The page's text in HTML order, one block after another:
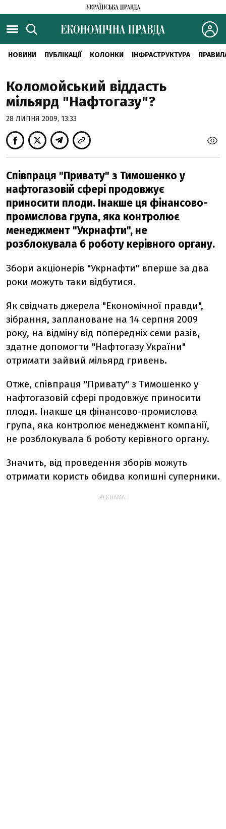
НОВИНИ ПУБЛІКАЦІЇ КОЛОНКИ ІНФРАСТРУКТУРА
Коломойський віддасть
мільярд "Нафтогазу"?
28 ЛИПНЯ 2009, 13:33
Співпраця "Привату" з Тимошенко у
нафтогазовій сфері продовжує
приносити плоди. Інакше ця фінансово-
промислова група, яка контролює
менеджмент "Укрнафти", не
розблокувала б роботу керівного органу.
Збори акціонерів "Укрнафти" вперше за два
роки можуть таки відбутися.
Як свідчать джерела "Економічної правди",
зібрання, заплановане на 14 серпня 2009
року, на відміну від попередніх семи разів,
здатне допомогти "Нафтогазу України"
отримати зайвий мільярд гривень.
Отже, співпраця "Привату" з Тимошенко у
нафтогазовій сфері продовжує приносити
плоди. Інакше ця фінансово-промислова
група, яка контролює менеджмент компанії,
не розблокувала б роботу керівного органу.
Значить, від проведення зборів можуть
отримати користь обидва колишні суперники.
РЕКЛАМА: